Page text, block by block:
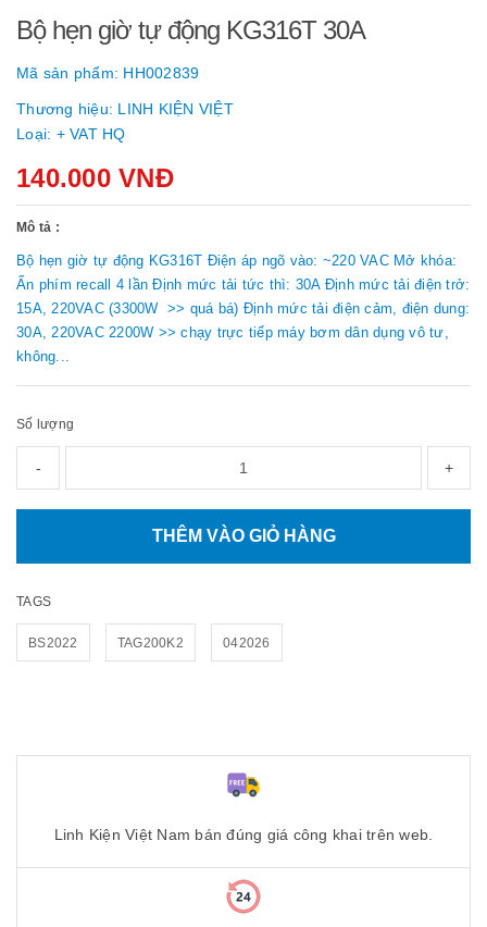
Bộ hẹn giờ tự động KG316T 30A
Mã sản phẩm: HH002839
Thương hiệu: LINH KIỆN VIỆT
Loại: + VAT HQ
140.000 VNĐ
Mô tả :
Bộ hẹn giờ tự động KG316T Điện áp ngõ vào: ~220 VAC Mở khóa:
Ấn phím recall 4 lần Định mức tải tức thì: 30A Định mức tải điện trở:
15A, 220VAC (3300W >> quá bá) Định mức tải điện cảm, điện dung:
30A, 220VAC 2200W >> chạy trực tiếp máy bơm dân dụng vô tư,
không...
Số lượng
- +
THÊM VÀO GIỎ HÀNG
TAGS
BS2022 TAG200K2 042026
Linh Kiện Việt Nam bán đúng giá công khai trên web.